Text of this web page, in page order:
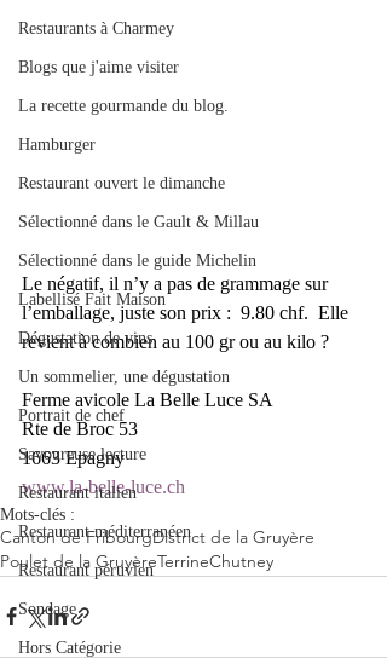
Restaurants à Charmey
Blogs que j'aime visiter
La recette gourmande du blog.
Hamburger
Restaurant ouvert le dimanche
Sélectionné dans le Gault & Millau
Sélectionné dans le guide Michelin
Labellisé Fait Maison
Dégustation de vins
Un sommelier, une dégustation
Portrait de chef
Savoureuse lecture
Restaurant italien
Restaurant méditerranéen
Restaurant péruvien
Sondage
Hors Catégorie
Le négatif, il n’y a pas de grammage sur
l’emballage, juste son prix :  9.80 chf.  Elle
revient à combien au 100 gr ou au kilo ?
Ferme avicole La Belle Luce SA
Rte de Broc 53
1663 Epagny
www.la-belle-luce.ch
Mots-clés :
Canton de FribourgDistrict de la Gruyère
Poulet de la GruyèreTerrineChutney